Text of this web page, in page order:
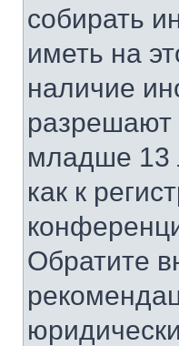
собирать
иметь на
наличие
разрешают
младше 13
как к
Обратите